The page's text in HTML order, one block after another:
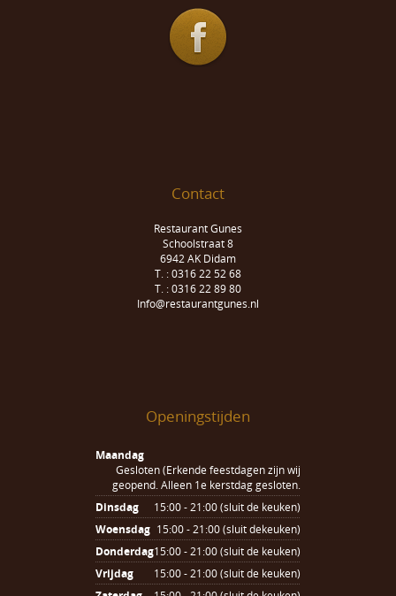
Contact
Restaurant Gunes
Schoolstraat 8
6942 AK Didam
T. : 0316 22 52 68
T. : 0316 22 89 80
Info@restaurantgunes.nl
Openingstijden
Maandag
Gesloten (Erkende feestdagen zijn wij
geopend. Alleen 1e kerstdag gesloten.
Dinsdag
15:00 - 21:00 (sluit de keuken)
Woensdag 15:00 - 21:00 (sluit dekeuken)
Donderdag15:00 - 21:00 (sluit de keuken)
Vrijdag
15:00 - 21:00 (sluit de keuken)